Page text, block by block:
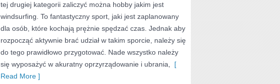
tej drugiej kategorii zaliczyć można hobby jakim jest
windsurfing. To fantastyczny sport, jaki jest zaplanowany
dla osób, które kochają prężnie spędzać czas. Jednak aby
rozpocząć aktywnie brać udział w takim sporcie, należy się
do tego prawidłowo przygotować. Nade wszystko należy
się wyposażyć w akuratny oprzyrządowanie i ubrania,
[
Read More ]